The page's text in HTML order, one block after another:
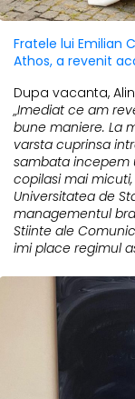
Fratele lui Emilian
Athos, a revenit
Dupa vacanta,
„Imediat ce am
bune maniere. La
varsta cuprinsa
sambata incepem
copilasi mai
Universitatea de
managementul
Stiinte ale
imi place regimul